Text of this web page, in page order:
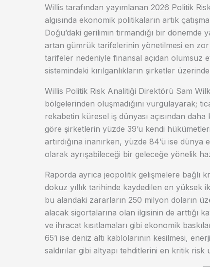
Willis tarafından yayımlanan 2026 Politik
algısında ekonomik politikaların artık
Doğu’daki gerilimin tırmandığı bir dönemde
artan gümrük tarifelerinin yönetilmesi en
tarifeler nedeniyle finansal açıdan olumsuz
sistemindeki kırılganlıkların şirketler
Willis Politik Risk Analitiği Direktörü Sam
bölgelerinden oluşmadığını vurgulayarak;
rekabetin küresel iş dünyası açısından
göre şirketlerin yüzde 39’u kendi
artırdığına inanırken, yüzde 84’ü ise
olarak ayrışabileceği bir geleceğe yönelik
Raporda ayrıca jeopolitik gelişmelere bağlı
dokuz yıllık tarihinde kaydedilen en yüksek
bu alandaki zararların 250 milyon doların
alacak sigortalarına olan ilgisinin de arttığı
ve ihracat kısıtlamaları gibi ekonomik
65’i ise deniz altı kablolarının kesilmesi,
saldırılar gibi altyapı tehditlerini en kritik